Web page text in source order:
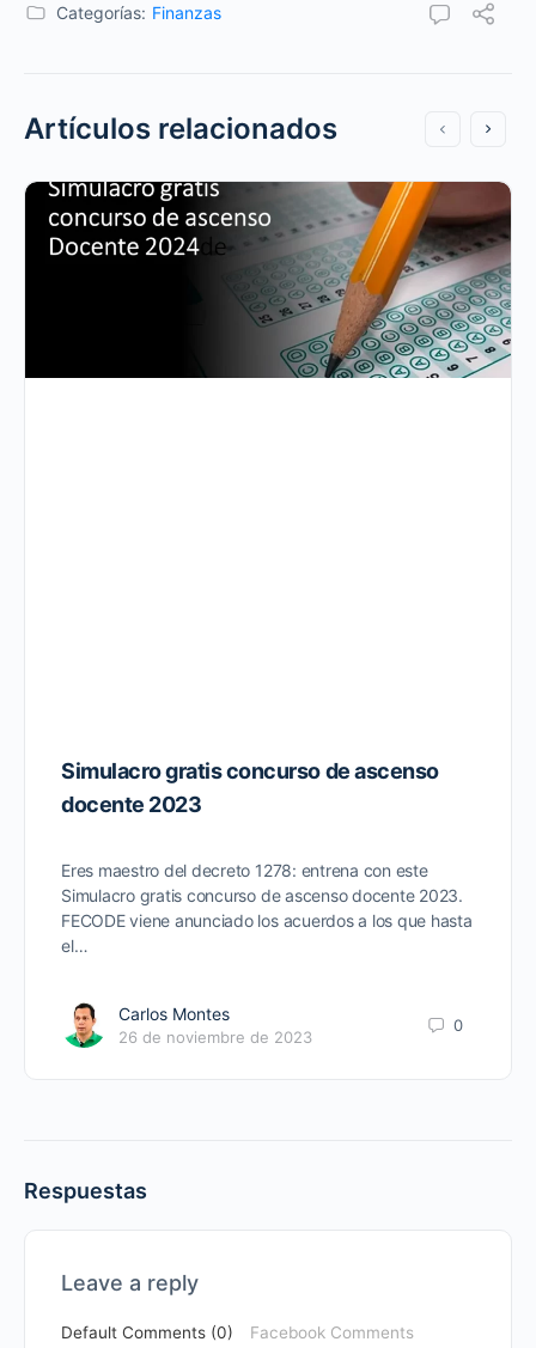
Categorías: Finanzas
Artículos relacionados
Simulacro gratis concurso de ascenso
docente 2023
Eres maestro del decreto 1278: entrena con este
Simulacro gratis concurso de ascenso docente 2023.
FECODE viene anunciado los acuerdos a los que hasta
el…
Carlos Montes
26 de noviembre de 2023
0
Respuestas
Leave a reply
Default Comments (0) Facebook Comments